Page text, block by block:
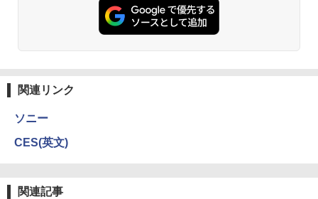
関連リンク
ソニー
CES(英文)
関連記事